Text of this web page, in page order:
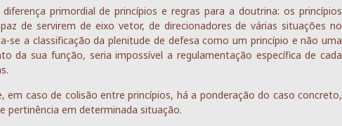
primordial de princípios e regras para a doutrina: os princípios
de servirem de eixo vetor, de direcionadores de várias situações no
se a classificação da plenitude de defesa como um princípio e não uma
da sua função, seria impossível a regulamentação específica de cada
em caso de colisão entre princípios, há a ponderação do caso concreto,
pertinência em determinada situação.